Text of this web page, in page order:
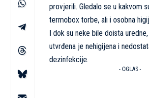
provjerili. Gledalo se u kakvom
termobox torbe, ali i osobna
I dok su neke bile doista
utvrđena je nehigijena i
dezinfekcije.
- OGLAS -